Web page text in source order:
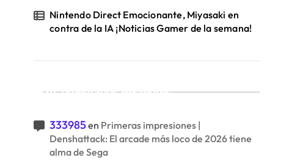
Nintendo Direct Emocionante, Miyasaki en
contra de la IA ¡Noticias Gamer de la semana!
Comentarios Recientes
333985en Primeras impresiones |
Denshattack: El arcade más loco de 2026 tiene
alma de Sega